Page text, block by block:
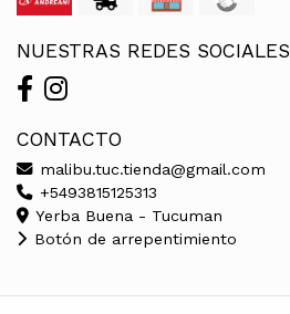
NUESTRAS REDES SOCIALES
CONTACTO
malibu.tuc.tienda@gmail.com
+5493815125313
Yerba Buena - Tucuman
Botón de arrepentimiento